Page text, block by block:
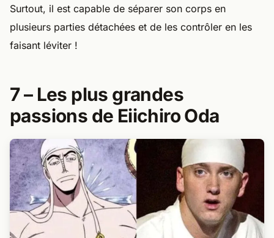
Surtout, il est capable de séparer son corps en
plusieurs parties détachées et de les contrôler en les
faisant léviter !
7 – Les plus grandes
passions de Eiichiro Oda